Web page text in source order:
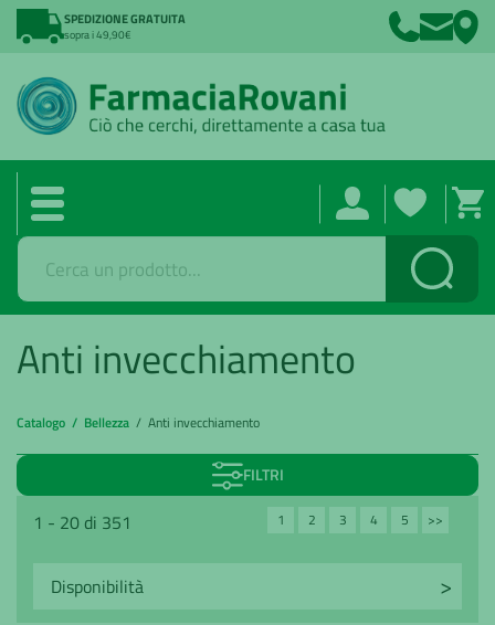
SPEDIZIONE GRATUITA
sopra i 49,90€
Cerca
Anti invecchiamento
Catalogo / Bellezza / Anti invecchiamento
FILTRI
1 - 20 di 351 1 2 3 4 5 >>Avanti